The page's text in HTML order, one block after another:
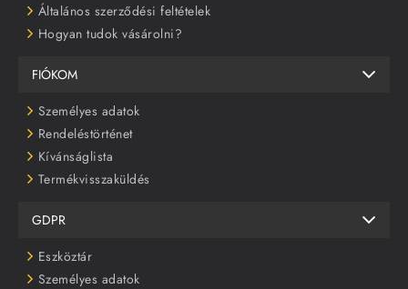
Általános szerződési feltételek
Hogyan tudok vásárolni?
FIÓKOM
Személyes adatok
Rendeléstörténet
Kívánságlista
Termékvisszaküldés
GDPR
Eszköztár
Személyes adatok